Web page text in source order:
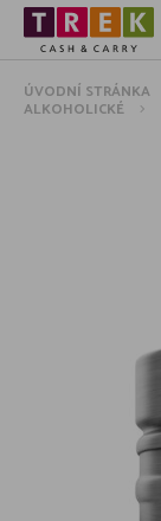
ÚVODNÍ STRÁNKA
ALKOHOLICKÉ